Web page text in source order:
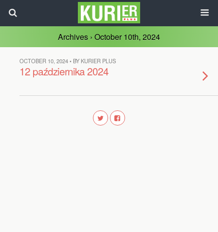
Archives › October 10th, 2024
OCTOBER 10, 2024 • BY KURIER PLUS
12 października 2024